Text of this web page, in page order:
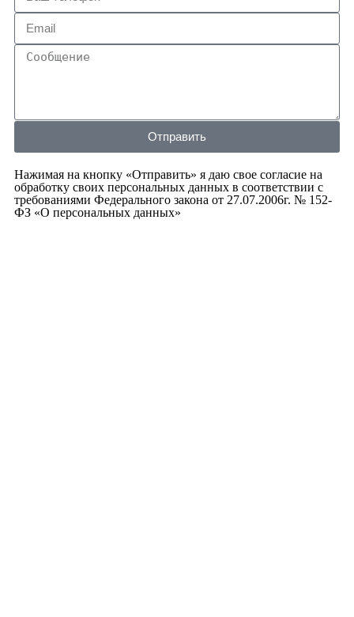
Отправить
Нажимая на кнопку «Отправить» я даю свое согласие на
обработку своих персональных данных в соответствии с
требованиями Федерального закона от 27.07.2006г. № 152-
ФЗ «О персональных данных»